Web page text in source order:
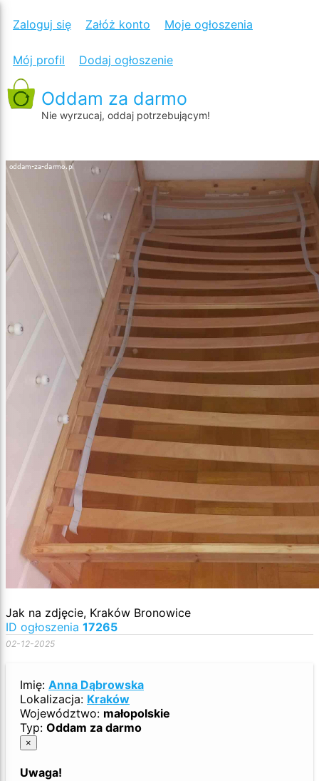
Zaloguj się Załóż konto Moje ogłoszenia
Mój profil Dodaj ogłoszenie
Oddam za darmo
Nie wyrzucaj, oddaj potrzebującym!
ODDAM
Jak na zdjęcie, Kraków Bronowice
ID ogłoszenia 17265
02-12-2025
Imię: Anna Dąbrowska
Lokalizacja: Kraków
Województwo: małopolskie
Typ: Oddam za darmo
×
Uwaga!